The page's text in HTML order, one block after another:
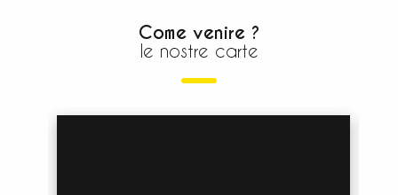
Come venire ?
le nostre carte